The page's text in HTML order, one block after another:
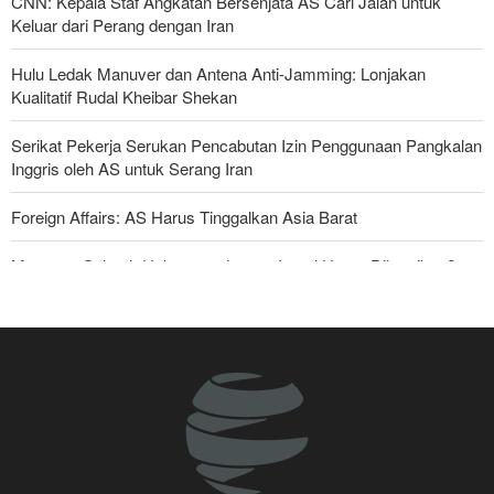
Keluar dari Perang dengan Iran
Hulu Ledak Manuver dan Antena Anti-Jamming: Lonjakan
Kualitatif Rudal Kheibar Shekan
Serikat Pekerja Serukan Pencabutan Izin Penggunaan Pangkalan
Inggris oleh AS untuk Serang Iran
Foreign Affairs: AS Harus Tinggalkan Asia Barat
Mengapa Seluruh Hubungan dengan Israel Harus Dihentikan?
Bantuan Obat-obatan dari 11 Negara untuk Iran di Masa Perang
Dua Sisi Arab Saudi Diserang; 'Pakta Makkah' Hanya Bertahan